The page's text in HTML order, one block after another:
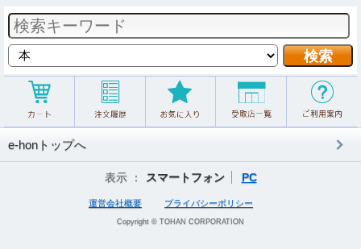
e-honトップへ
表示 ： スマートフォン PC
運営会社概要 プライバシーポリシー
Copyright © TOHAN CORPORATION